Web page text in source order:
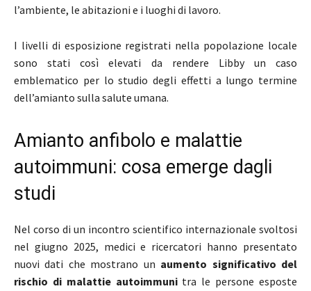
l’ambiente, le abitazioni e i luoghi di lavoro.
I livelli di esposizione registrati nella popolazione locale
sono stati così elevati da rendere Libby un caso
emblematico per lo studio degli effetti a lungo termine
dell’amianto sulla salute umana.
Amianto anfibolo e malattie
autoimmuni: cosa emerge dagli
studi
Nel corso di un incontro scientifico internazionale svoltosi
nel giugno 2025, medici e ricercatori hanno presentato
nuovi dati che mostrano un aumento significativo del
rischio di malattie autoimmunitra le persone esposte